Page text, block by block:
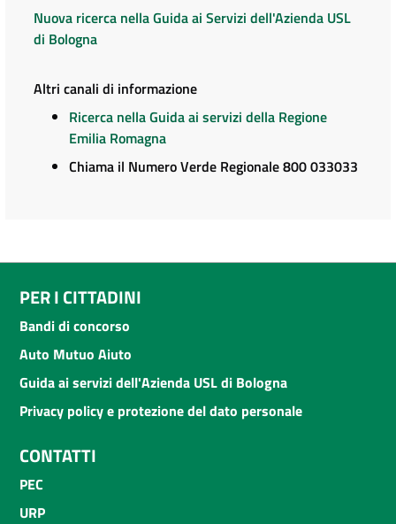
Nuova ricerca nella Guida ai Servizi dell'Azienda USL
di Bologna
Altri canali di informazione
Ricerca nella Guida ai servizi della Regione
Emilia Romagna
Chiama il Numero Verde Regionale 800 033033
PER I CITTADINI
Bandi di concorso
Auto Mutuo Aiuto
Guida ai servizi dell'Azienda USL di Bologna
Privacy policy e protezione del dato personale
CONTATTI
PEC
URP